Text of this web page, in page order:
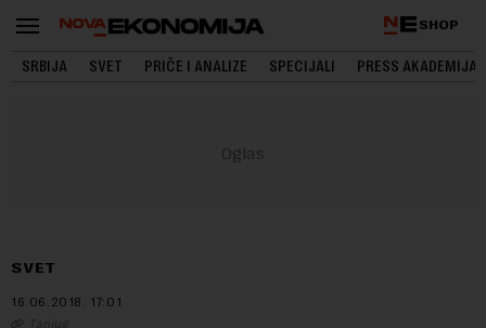
SHOP
SRBIJA SVET PRIČE I ANALIZE SPECIJALI PRESS AKADEMIJA
SVET
16.06.2018. 17:01
Tanjug